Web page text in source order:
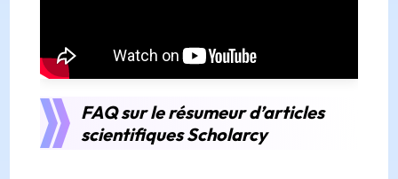
FAQ sur le résumeur d’articles
scientifiques Scholarcy